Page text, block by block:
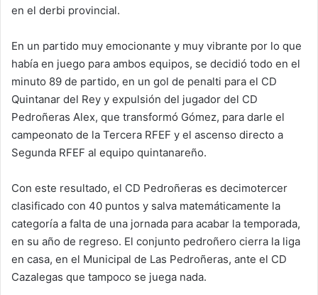
en el derbi provincial.
En un partido muy emocionante y muy vibrante por lo que
había en juego para ambos equipos, se decidió todo en el
minuto 89 de partido, en un gol de penalti para el CD
Quintanar del Rey y expulsión del jugador del CD
Pedroñeras Alex, que transformó Gómez, para darle el
campeonato de la Tercera RFEF y el ascenso directo a
Segunda RFEF al equipo quintanareño.
Con este resultado, el CD Pedroñeras es decimotercer
clasificado con 40 puntos y salva matemáticamente la
categoría a falta de una jornada para acabar la temporada,
en su año de regreso. El conjunto pedroñero cierra la liga
en casa, en el Municipal de Las Pedroñeras, ante el CD
Cazalegas que tampoco se juega nada.